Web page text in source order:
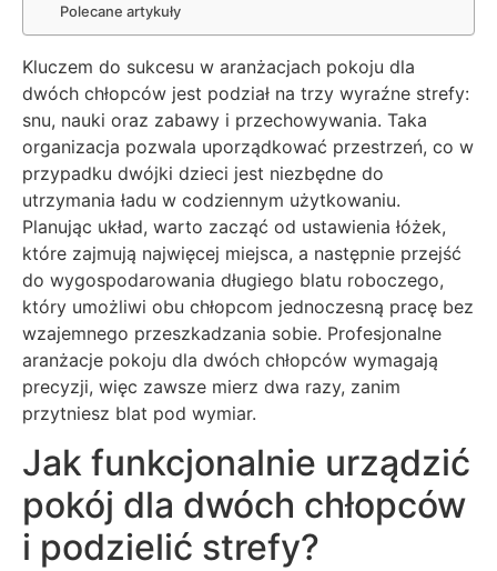
Polecane artykuły
Kluczem do sukcesu w aranżacjach pokoju dla
dwóch chłopców jest podział na trzy wyraźne strefy:
snu, nauki oraz zabawy i przechowywania. Taka
organizacja pozwala uporządkować przestrzeń, co w
przypadku dwójki dzieci jest niezbędne do
utrzymania ładu w codziennym użytkowaniu.
Planując układ, warto zacząć od ustawienia łóżek,
które zajmują najwięcej miejsca, a następnie przejść
do wygospodarowania długiego blatu roboczego,
który umożliwi obu chłopcom jednoczesną pracę bez
wzajemnego przeszkadzania sobie. Profesjonalne
aranżacje pokoju dla dwóch chłopców wymagają
precyzji, więc zawsze mierz dwa razy, zanim
przytniesz blat pod wymiar.
Jak funkcjonalnie urządzić
pokój dla dwóch chłopców
i podzielić strefy?